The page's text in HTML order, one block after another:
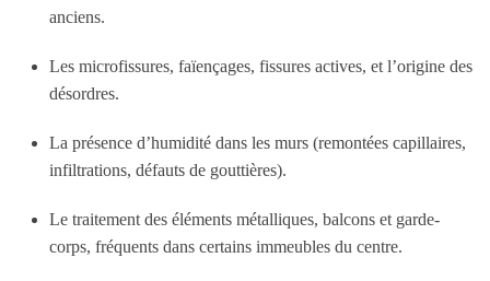
anciens.
Les microfissures, faïençages, fissures actives, et l’origine des
désordres.
La présence d’humidité dans les murs (remontées capillaires,
infiltrations, défauts de gouttières).
Le traitement des éléments métalliques, balcons et garde-
corps, fréquents dans certains immeubles du centre.